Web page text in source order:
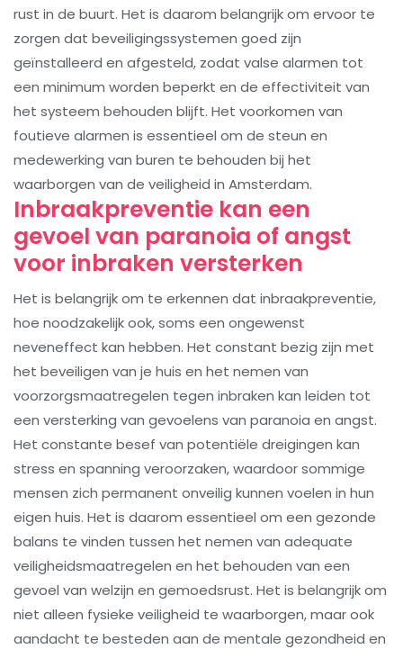
rust in de buurt. Het is daarom belangrijk om ervoor te
zorgen dat beveiligingssystemen goed zijn
geïnstalleerd en afgesteld, zodat valse alarmen tot
een minimum worden beperkt en de effectiviteit van
het systeem behouden blijft. Het voorkomen van
foutieve alarmen is essentieel om de steun en
medewerking van buren te behouden bij het
waarborgen van de veiligheid in Amsterdam.
Inbraakpreventie kan een
gevoel van paranoia of angst
voor inbraken versterken
Het is belangrijk om te erkennen dat inbraakpreventie,
hoe noodzakelijk ook, soms een ongewenst
neveneffect kan hebben. Het constant bezig zijn met
het beveiligen van je huis en het nemen van
voorzorgsmaatregelen tegen inbraken kan leiden tot
een versterking van gevoelens van paranoia en angst.
Het constante besef van potentiële dreigingen kan
stress en spanning veroorzaken, waardoor sommige
mensen zich permanent onveilig kunnen voelen in hun
eigen huis. Het is daarom essentieel om een gezonde
balans te vinden tussen het nemen van adequate
veiligheidsmaatregelen en het behouden van een
gevoel van welzijn en gemoedsrust. Het is belangrijk om
niet alleen fysieke veiligheid te waarborgen, maar ook
aandacht te besteden aan de mentale gezondheid en